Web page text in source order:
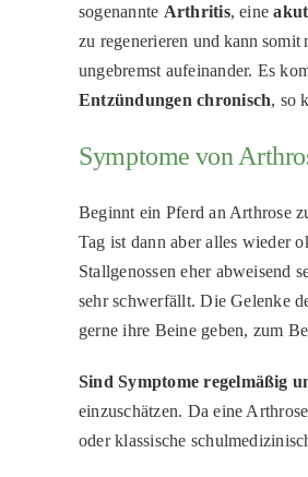
sogenannte Arthritis, eine
zu regenerieren und kann
ungebremst aufeinander. Es
Entzündungen chronisch, so
Symptome von
Beginnt ein Pferd an Arthrose
Tag ist dann aber alles wieder
Stallgenossen eher abweisend
sehr schwerfällt. Die Gelenke
gerne ihre Beine geben, zum
Sind Symptome regelmäßig
einzuschätzen. Da eine
oder klassische